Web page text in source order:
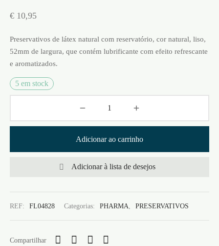
€ 10,95
Preservativos de látex natural com reservatório, cor natural, liso,
52mm de largura, que contém lubrificante com efeito refrescante
e aromatizados.
5 em stock
Adicionar ao carrinho
Adicionar à lista de desejos
REF: FL04828 Categorias: PHARMA PRESERVATIVOS
Compartilhar